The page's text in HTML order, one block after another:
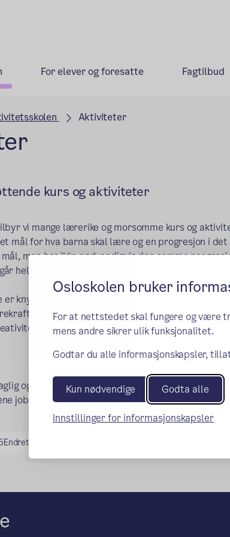
Osloskolen bruker
For at nettstedet skal fungere og være
mens andre sikrer ulik funksjonalitet.
Godtar du alle informasjonskapsler,
Kun nødvendige Godta alle
Innstillinger for informasjonskapsler
For elever og foresatte Fagtilbud
Aktiviteter
kurs og aktiviteter
vi mange lærerike og morsomme kurs og
mål for hva barna skal lære og en progresjon i det
men har ikke nødvendigvis den samme
hele året, mens andre går i en eller flere perioder.
knyttet til de fire temaområdene i Rammeplanen:
utvikling
og sosialt mål. De faglige målene knyttes opp
jobber med på skolen.
Endret: